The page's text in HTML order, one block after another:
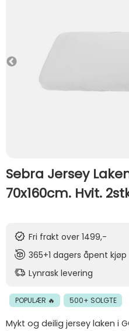
Sebra Jersey
70x160cm. Hvit.
Fri frakt over 1499,-
365+1 dagers åpent kjøp
Lynrask levering
POPULÆR 🔥 500+ SOLGTE
Mykt og deilig jersey laken i